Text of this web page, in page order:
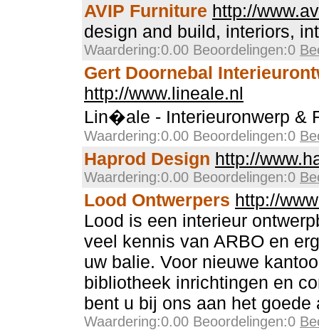
AVIP Furniture http://
design and build, interiors,
Waardering:0.00 Beoordelingen:0
Gert Doornebal
http://www.lineale.nl
Lin�ale - Interieuronwerp &
Waardering:0.00 Beoordelingen:0
Haprod Design http://
Waardering:0.00 Beoordelingen:0
Lood Ontwerpers http://
Lood is een interieur
veel kennis van ARBO en
uw balie. Voor nieuwe
bibliotheek inrichtingen en
bent u bij ons aan het goede
Waardering:0.00 Beoordelingen:0